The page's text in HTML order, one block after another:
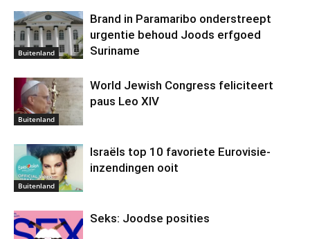
Buitenland
Brand in Paramaribo onderstreept
urgentie behoud Joods erfgoed
Suriname
Buitenland
World Jewish Congress feliciteert
paus Leo XIV
Buitenland
Israëls top 10 favoriete Eurovisie-
inzendingen ooit
Seks: Joodse posities